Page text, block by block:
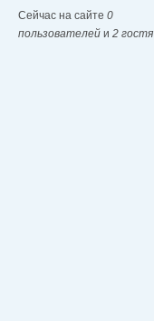
Сейчас на сайте 0
пользователей и 2 гостя